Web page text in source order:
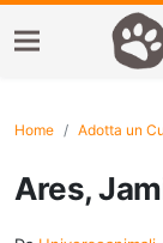
Home Adotta un
Ares,